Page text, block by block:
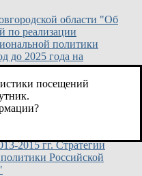
области "Об
по реализации
политики
до 2025 года на
в 2014 - 2015 годах"
Федерации от
Плана
2015 гг. Стратегии
Российской
посещений